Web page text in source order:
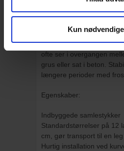
Kun
bruges til lige stykker og
kurver. Kantsikringen kan
bagstøbning af kantsten
Således undgås de
ofte ser i overgangen
grus eller sat i beton.
længere perioder med
Egenskaber:
Indbyggede samlestykker
Standardstørrelser på 12
cm, gør transport til en leg
Hurtig installation ved